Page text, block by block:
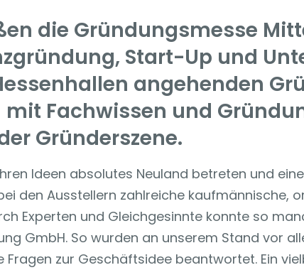
die Gründungsmesse
Start-Up und
angehenden
Fachwissen und
Gründerszene.
Ideen absolutes Neuland betreten und
den Ausstellern zahlreiche
Experten und Gleichgesinnte konnte so
GmbH. So wurden an unserem Stand vor
Fragen zur Geschäftsidee beantwortet. Ein